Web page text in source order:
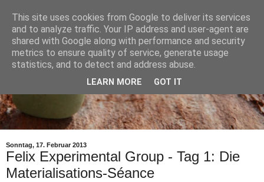
Sonntag, 17. Februar 2013
Felix Experimental Group - Tag 1: Die
Materialisations-Séance
This site uses cookies from Google to deliver its services
and to analyze traffic. Your IP address and user-agent are
shared with Google along with performance and security
metrics to ensure quality of service, generate usage
statistics, and to detect and address abuse.
LEARN MORE GOT IT